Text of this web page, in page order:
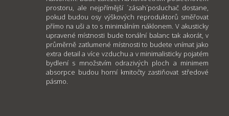
prostoru, ale nejpřímější ´zásah´posluchač dostane,
pokud budou osy výškových reproduktorů směřovat
přímo na uši a to s minimálním náklonem. V akusticky
upravené místnosti bude tonální balanc tak akorát, v
průměrně zatlumené místnosti to budete vnímat jako
extra detail a více vzduchu a v minimalisticky pojatém
bydlení s množstvím odrazivých ploch a minimem
absorpce budou horní kmitočty zastiňovat středové
pásmo.